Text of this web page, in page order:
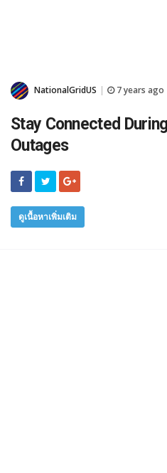
NationalGridUS 7 years ago
Stay Connected
Outages
ดูเนื้อหาเพิ่มเติม